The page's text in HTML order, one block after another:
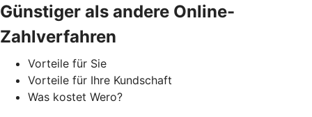
Günstiger als andere Online-
Zahlverfahren
Vorteile für Sie
Vorteile für Ihre Kundschaft
Was kostet Wero?